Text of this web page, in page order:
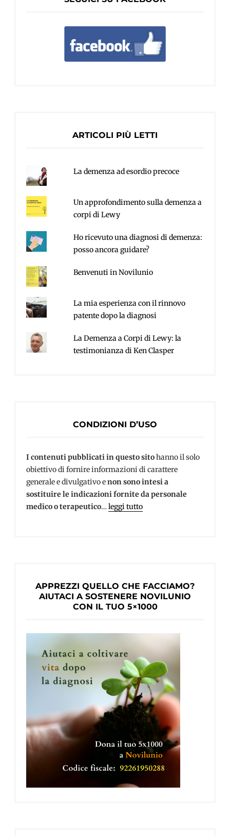
ARTICOLI PIÙ LETTI
La demenza ad esordio precoce
Un approfondimento sulla demenza a
corpi di Lewy
Ho ricevuto una diagnosi di demenza:
posso ancora guidare?
Benvenuti in Novilunio
La mia esperienza con il rinnovo
patente dopo la diagnosi
La Demenza a Corpi di Lewy: la
testimonianza di Ken Clasper
CONDIZIONI D’USO
I contenuti pubblicati in questo sitohanno il solo
obiettivo di fornire informazioni di carattere
generale e divulgativo enon sono intesi a
sostituire le indicazioni fornite da personale
medico o terapeutico…leggi tutto
APPREZZI QUELLO CHE FACCIAMO?
AIUTACI A SOSTENERE NOVILUNIO
CON IL TUO 5×1000